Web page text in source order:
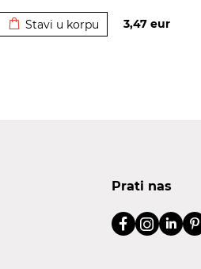
Stavi u korpu 3,47 eur
Prati nas